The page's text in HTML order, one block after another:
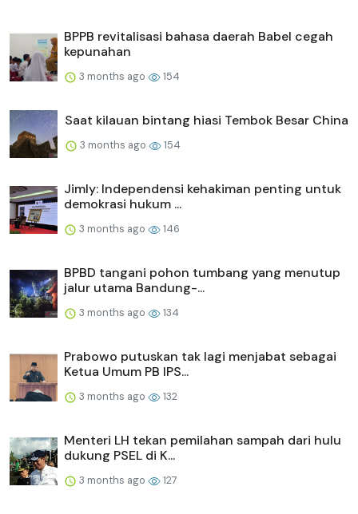
BPPB revitalisasi bahasa daerah Babel cegah
kepunahan
3 months ago 154
Saat kilauan bintang hiasi Tembok Besar China
3 months ago 154
Jimly: Independensi kehakiman penting untuk
demokrasi hukum ...
3 months ago 146
BPBD tangani pohon tumbang yang menutup
jalur utama Bandung-...
3 months ago 134
Prabowo putuskan tak lagi menjabat sebagai
Ketua Umum PB IPS...
3 months ago 132
Menteri LH tekan pemilahan sampah dari hulu
dukung PSEL di K...
3 months ago 127